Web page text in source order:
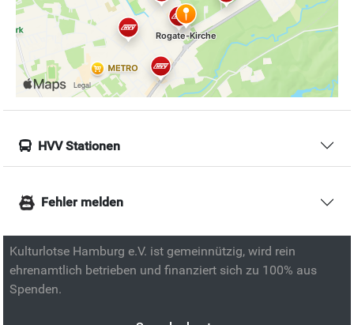
HVV Stationen
Fehler melden
Kulturlotse Hamburg e.V. ist gemeinnützig, wird rein
ehrenamtlich betrieben und finanziert sich zu 100% aus
Spenden.